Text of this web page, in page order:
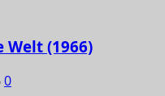
Welt (1966)
0